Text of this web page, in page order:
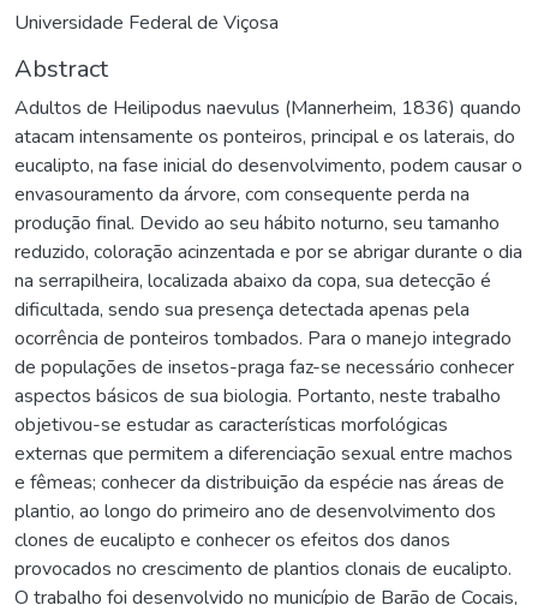
Universidade Federal de Viçosa
Abstract
Adultos de Heilipodus naevulus (Mannerheim, 1836) quando
atacam intensamente os ponteiros, principal e os laterais, do
eucalipto, na fase inicial do desenvolvimento, podem causar o
envasouramento da árvore, com consequente perda na
produção final. Devido ao seu hábito noturno, seu tamanho
reduzido, coloração acinzentada e por se abrigar durante o dia
na serrapilheira, localizada abaixo da copa, sua detecção é
dificultada, sendo sua presença detectada apenas pela
ocorrência de ponteiros tombados. Para o manejo integrado
de populações de insetos-praga faz-se necessário conhecer
aspectos básicos de sua biologia. Portanto, neste trabalho
objetivou-se estudar as características morfológicas
externas que permitem a diferenciação sexual entre machos
e fêmeas; conhecer da distribuição da espécie nas áreas de
plantio, ao longo do primeiro ano de desenvolvimento dos
clones de eucalipto e conhecer os efeitos dos danos
provocados no crescimento de plantios clonais de eucalipto.
O trabalho foi desenvolvido no município de Barão de Cocais,